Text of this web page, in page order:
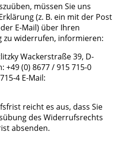
müssen Sie uns
(z. B. ein mit der Post
E-Mail) über Ihren
zu widerrufen, informieren:
Wackerstraße 39, D-
+49 (0) 8677 / 915 715-0
4 E-Mail:
reicht es aus, dass Sie
des Widerrufsrechts
absenden.